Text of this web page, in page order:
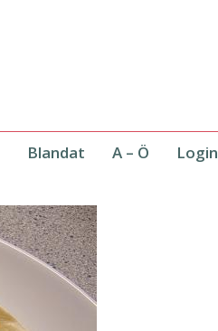
Blandat A – Ö Login